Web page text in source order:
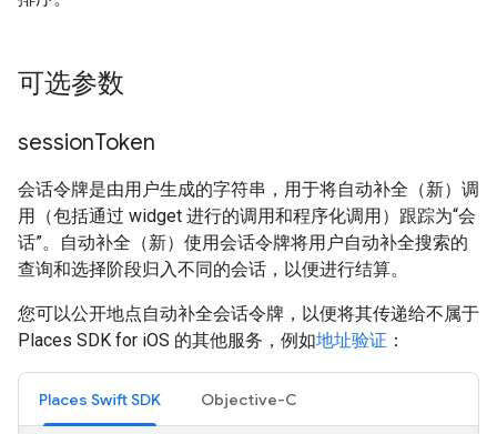
可选参数
sessionToken
会话令牌是由用户生成的字符串，用于将自动补全（新）调
用（包括通过 widget 进行的调用和程序化调用）跟踪为“会
话”。自动补全（新）使用会话令牌将用户自动补全搜索的
查询和选择阶段归入不同的会话，以便进行结算。
您可以公开地点自动补全会话令牌，以便将其传递给不属于
Places SDK for iOS 的其他服务，例如地址验证 ：
Places Swift SDK Objective-C